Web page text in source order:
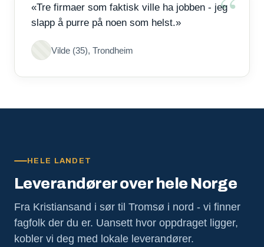
«Tre firmaer som faktisk ville ha jobben - jeg
slapp å purre på noen som helst.»
Vilde (35), Trondheim
HELE LANDET
Leverandører over hele Norge
Fra Kristiansand i sør til Tromsø i nord - vi finner
fagfolk der du er. Uansett hvor oppdraget ligger,
kobler vi deg med lokale leverandører.